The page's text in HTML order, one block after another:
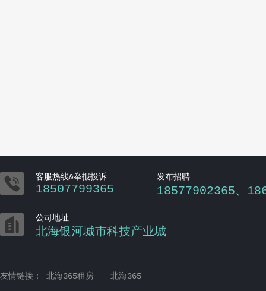
 客服热线&举报投诉
18507799365
发布招聘
18577902365、
 公司地址
北海银河城市科技产业城
友情链接： 北海365租房 北海365